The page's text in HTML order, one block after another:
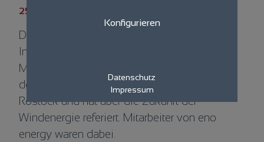
25.02.2025
Dr. Wolfgang Blank, Minister für Wirtschaft,
Infrastruktur, Tourismus und Arbeit in
Mecklenburg-Vorpommern war zu Gast auf
dem 44. WindEnergy Network-Stammtisch in
Rostock und hat über die Zukunft der
Windenergie referiert. Mitarbeiter von eno
energy waren dabei.
Konfigurieren
Datenschutz
Impressum